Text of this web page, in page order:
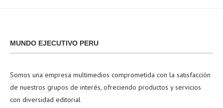
MUNDO EJECUTIVO PERU
Somos una empresa multimedios comprometida con la satisfacción
de nuestros grupos de interés, ofreciendo productos y servicios
con diversidad editorial